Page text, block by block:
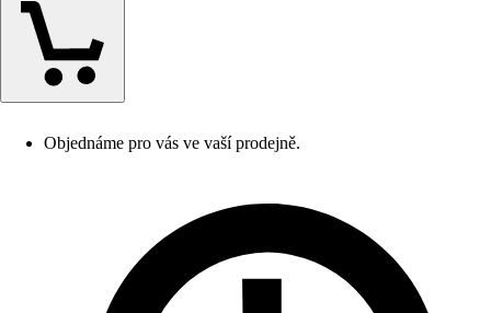
Objednáme pro vás ve vaší prodejně.